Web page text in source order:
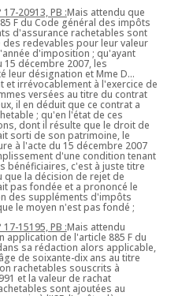
20913, PB :Mais attendu que
F du Code général des impôts
d'assurance rachetables sont
redevables pour leur valeur
d'imposition ; qu'ayant
décembre 2007, les
leur désignation et Mme D...
et irrévocablement à l'exercice de
versées au titre du contrat
il en déduit que ce contrat a
; qu'en l'état de ces
dont il résulte que le droit de
sorti de son patrimoine, le
à l'acte du 15 décembre 2007
d'une condition tenant
bénéficiaires, c'est à juste titre
la décision de rejet de
pas fondée et a prononcé le
des suppléments d'impôts
le moyen n'est pas fondé ;
15195, PB :Mais attendu
application de l'article 885 F du
sa rédaction alors applicable,
de soixante-dix ans au titre
rachetables souscrits à
et la valeur de rachat
sont ajoutées au